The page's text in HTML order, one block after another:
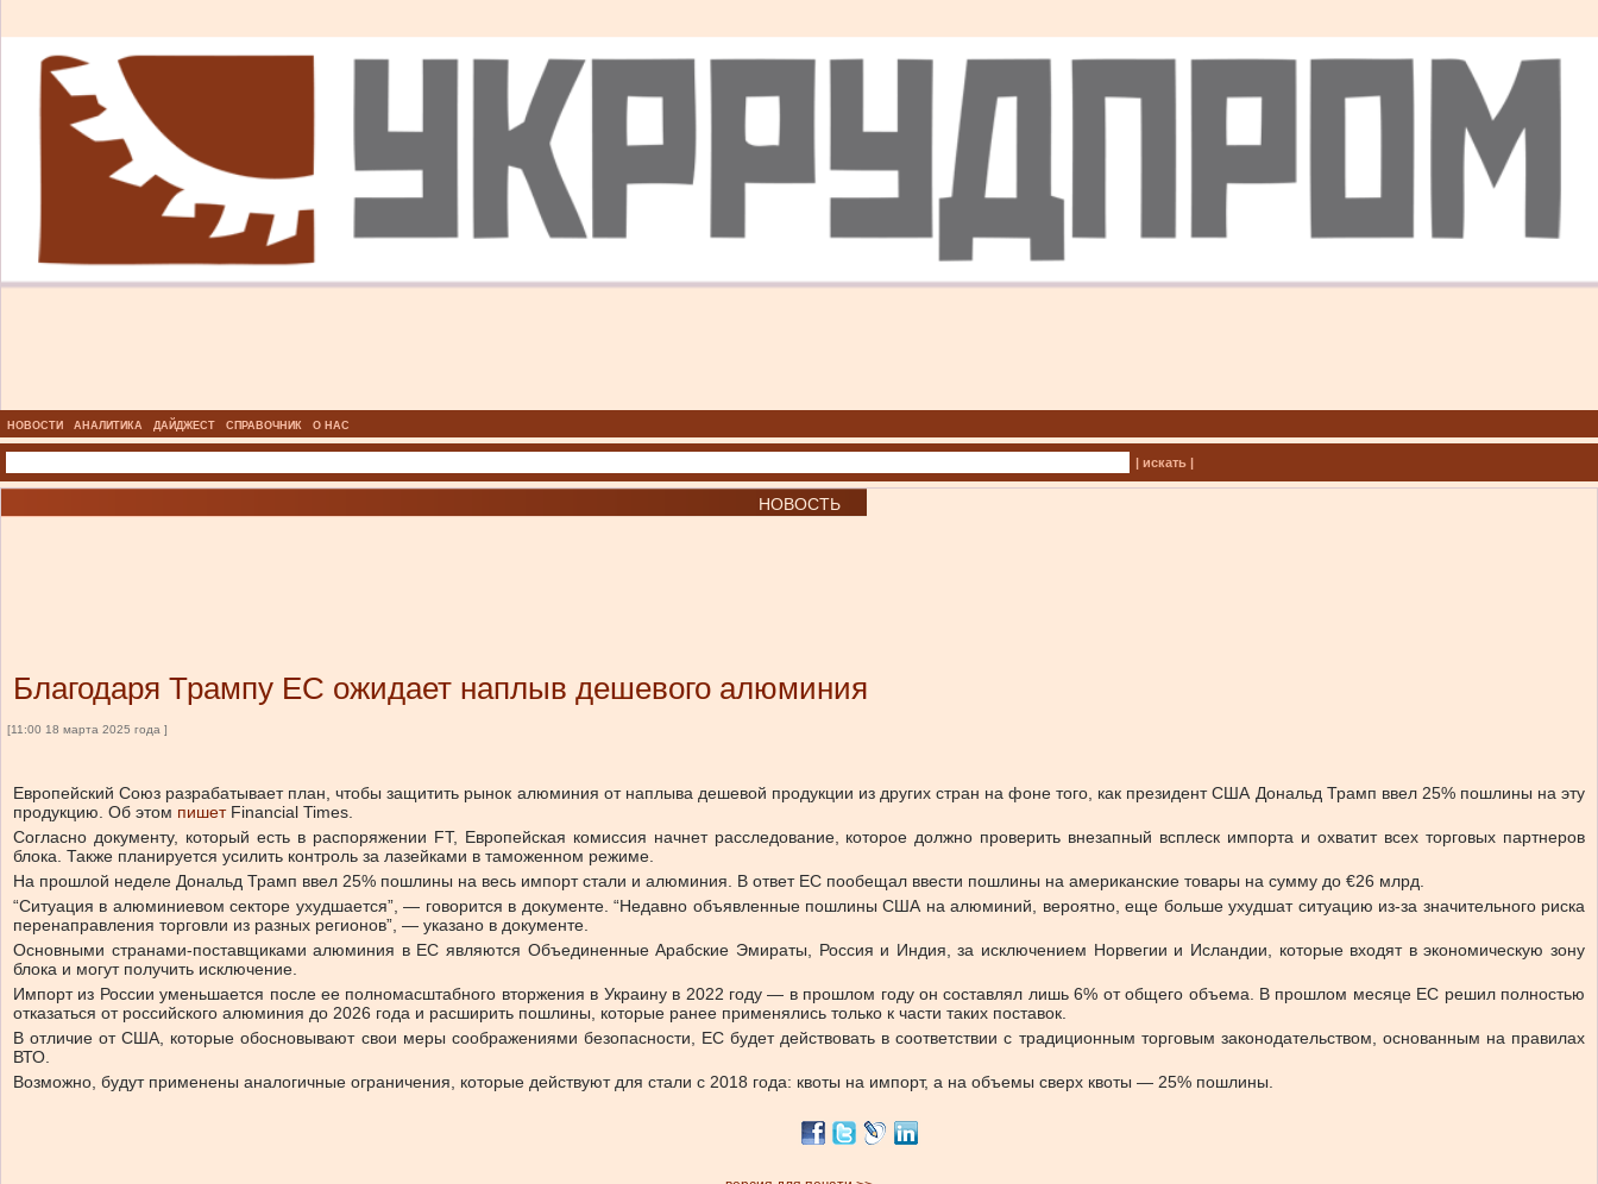
НОВОСТИ АНАЛИТИКА ДАЙДЖЕСТ СПРАВОЧНИК О НАС
| искать |
НОВОСТЬ
Благодаря Трампу ЕС ожидает наплыв дешевого алюминия
[11:00 18 марта 2025 года ]
Европейский Союз разрабатывает план, чтобы защитить рынок алюминия от наплыва дешевой продукции из других стран на фоне того, как президент США Дональд Трамп ввел 25% пошлины на эту
продукцию. Об этом пишетFinancial Times.
Согласно документу, который есть в распоряжении FT, Европейская комиссия начнет расследование, которое должно проверить внезапный всплеск импорта и охватит всех торговых партнеров
блока. Также планируется усилить контроль за лазейками в таможенном режиме.
На прошлой неделе Дональд Трамп ввел 25% пошлины на весь импорт стали и алюминия. В ответ ЕС пообещал ввести пошлины на американские товары на сумму до €26 млрд.
“Ситуация в алюминиевом секторе ухудшается”, — говорится в документе. “Недавно объявленные пошлины США на алюминий, вероятно, еще больше ухудшат ситуацию из-за значительного риска
перенаправления торговли из разных регионов”, — указано в документе.
Основными странами-поставщиками алюминия в ЕС являются Объединенные Арабские Эмираты, Россия и Индия, за исключением Норвегии и Исландии, которые входят в экономическую зону
блока и могут получить исключение.
Импорт из России уменьшается после ее полномасштабного вторжения в Украину в 2022 году — в прошлом году он составлял лишь 6% от общего объема. В прошлом месяце ЕС решил полностью
отказаться от российского алюминия до 2026 года и расширить пошлины, которые ранее применялись только к части таких поставок.
В отличие от США, которые обосновывают свои меры соображениями безопасности, ЕС будет действовать в соответствии с традиционным торговым законодательством, основанным на правилах
ВТО.
Возможно, будут применены аналогичные ограничения, которые действуют для стали с 2018 года: квоты на импорт, а на объемы сверх квоты — 25% пошлины.